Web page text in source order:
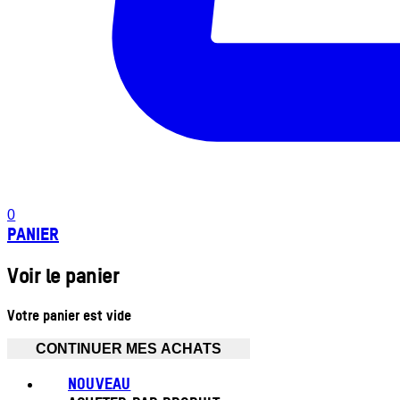
0
PANIER
Voir le panier
Votre panier est vide
CONTINUER MES ACHATS
NOUVEAU